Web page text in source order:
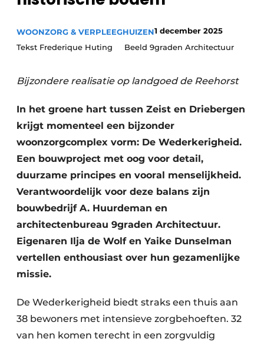
Podcasts
Privacy / Cookie statement
Vacature aanmelden
Video’s
Laboratoria
WOONZORG & VERPLEEGHUIZEN1 december 2025
Tekst Frederique Huting Beeld 9graden Architectuur
Bijzondere realisatie op landgoed de Reehorst
In het groene hart tussen Zeist en Driebergen
krijgt momenteel een bijzonder
woonzorgcomplex vorm: De Wederkerigheid.
Een bouwproject met oog voor detail,
duurzame principes en vooral menselijkheid.
Verantwoordelijk voor deze balans zijn
bouwbedrijf A. Huurdeman en
architectenbureau 9graden Architectuur.
Eigenaren Ilja de Wolf en Yaike Dunselman
vertellen enthousiast over hun gezamenlijke
missie.
De Wederkerigheid biedt straks een thuis aan
38 bewoners met intensieve zorgbehoeften. 32
van hen komen terecht in een zorgvuldig